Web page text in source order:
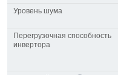
Уровень шума
Перегрузочная способность
инвертора